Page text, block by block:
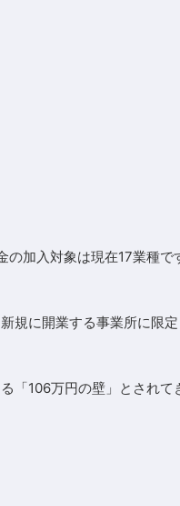
加入対象は現在17業種
規に開業する事業所に限
「106万円の壁」とされて